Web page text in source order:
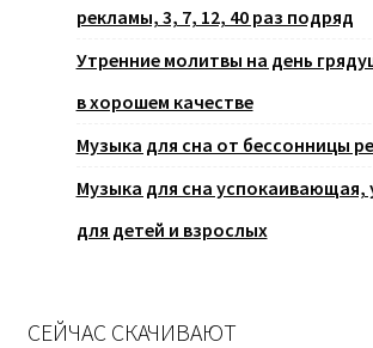
рекламы, 3, 7, 12, 40 раз подряд
Утренние молитвы на день
в хорошем качестве
Музыка для сна от бессонницы
Музыка для сна
для детей и взрослых
СЕЙЧАС СКАЧИВАЮТ